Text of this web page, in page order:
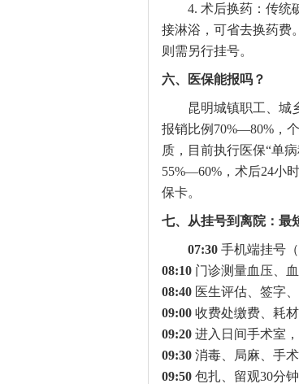
4. 术后换药：传统
接淋浴，可省去换药费
则需另行挂号。
六、医保能报吗？
昆明城镇职工、城
报销比例70%—80%，
质，目前执行医保“单
55%—60%，术后24小
保卡。
七、从挂号到离院：最
07:30 手机端挂号
08:10 门诊测量血压、
08:40 医生评估、签字
09:00 收费处缴费、耗
09:20 进入日间手术室
09:30 消毒、局麻、手
09:50 包扎、留观30分钟